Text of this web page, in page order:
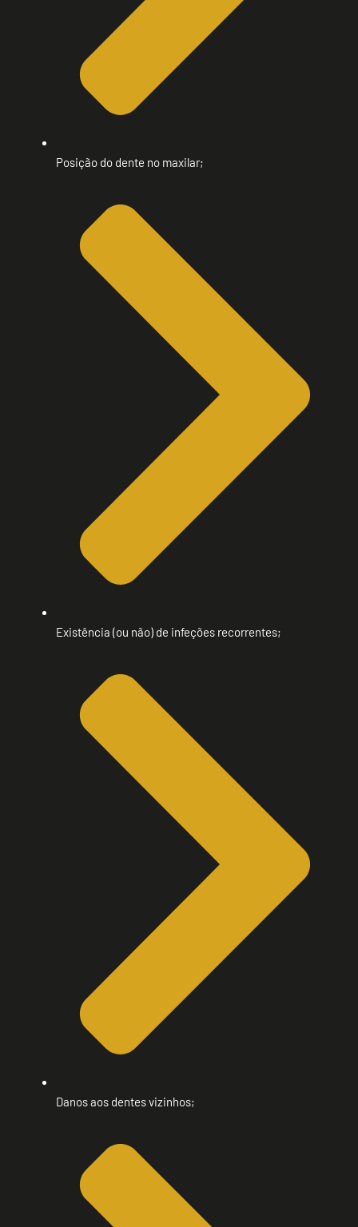
Posição do dente no maxilar;
Existência (ou não) de infeções recorrentes;
Danos aos dentes vizinhos;